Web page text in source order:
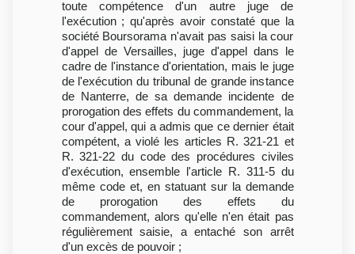
toute compétence d'un autre juge de
l'exécution ; qu'après avoir constaté que la
société Boursorama n'avait pas saisi la cour
d'appel de Versailles, juge d'appel dans le
cadre de l'instance d'orientation, mais le juge
de l'exécution du tribunal de grande instance
de Nanterre, de sa demande incidente de
prorogation des effets du commandement, la
cour d'appel, qui a admis que ce dernier était
compétent, a violé les articles R. 321-21 et
R. 321-22 du code des procédures civiles
d'exécution, ensemble l'article R. 311-5 du
même code et, en statuant sur la demande
de prorogation des effets du
commandement, alors qu'elle n'en était pas
régulièrement saisie, a entaché son arrêt
d'un excès de pouvoir ;